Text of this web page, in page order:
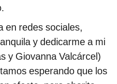
en redes sociales,
y dedicarme a mi
y Giovanna Valcárcel)
esperando que los